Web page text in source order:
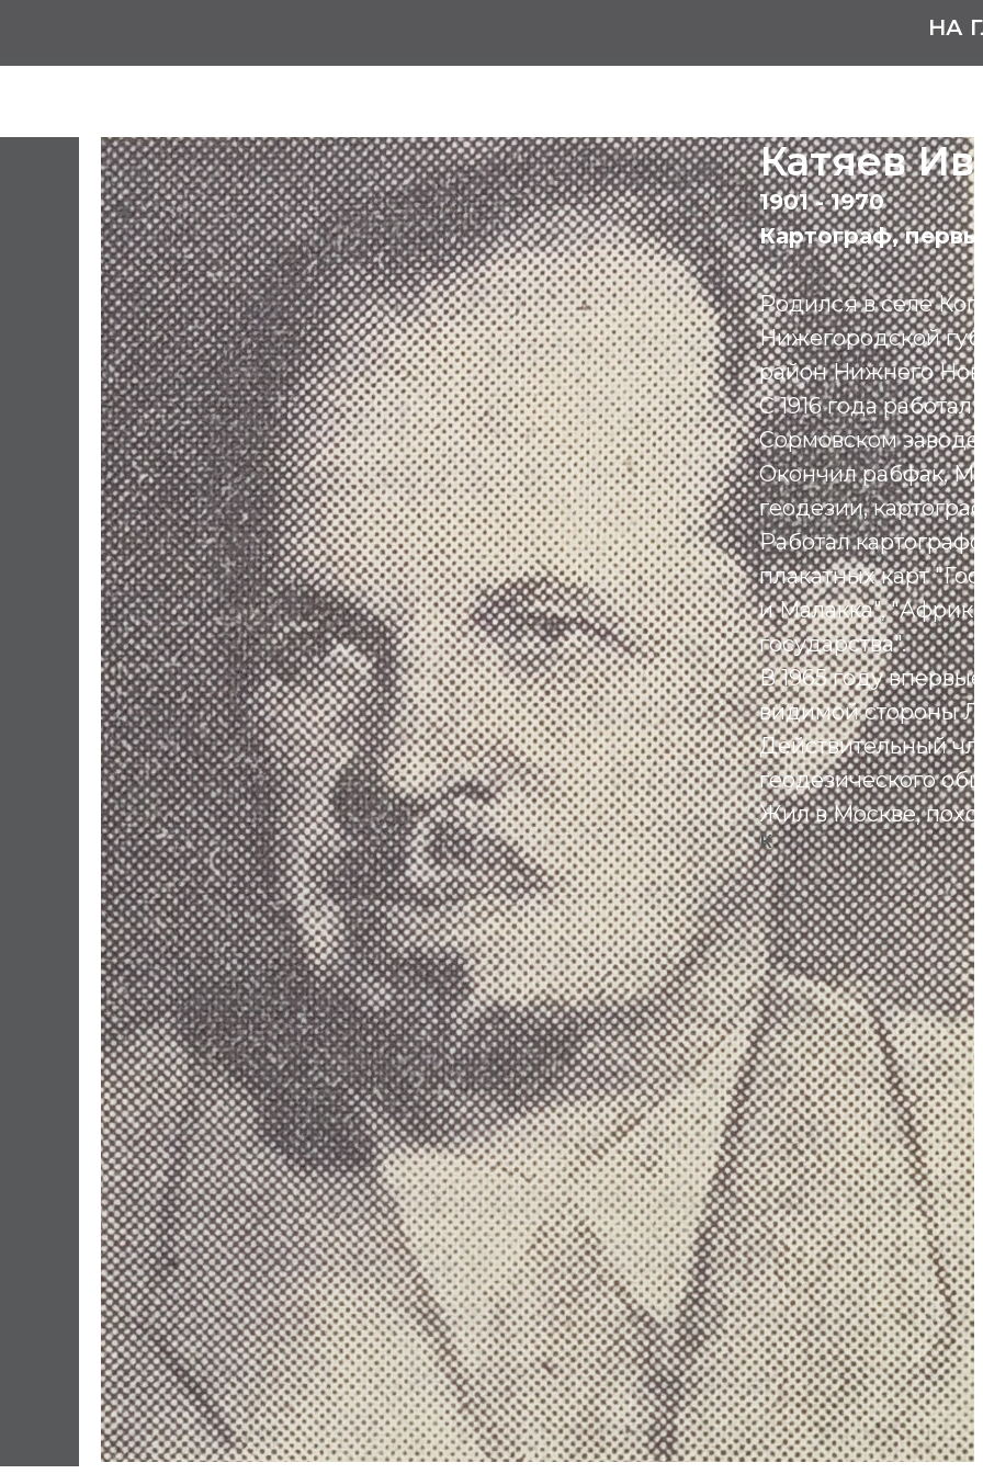
НА
Катяев
1901 - 1970
Картограф,
Родился в селе
Нижегородской
район Нижнего
С 1916 года
Сормовском заводе.
Окончил рабфак,
геодезии,
Работал
плакатных карт
и Малакка",
государства".
В 1965 году
видимой стороны
Действительный
геодезического
Жил в Москве,
К